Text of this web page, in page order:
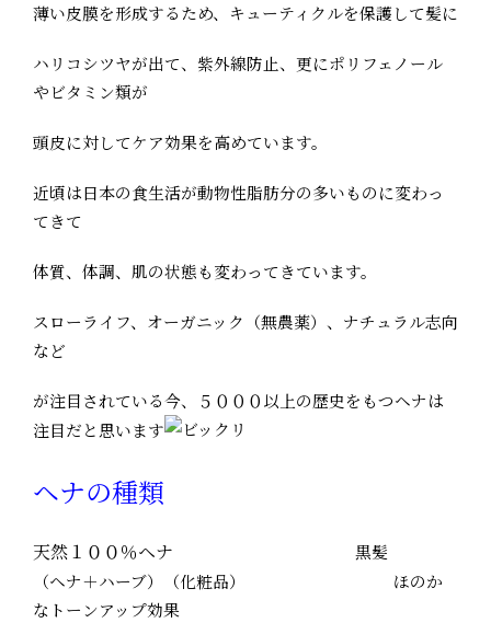
薄い皮膜を形成するため、キューティクルを保護して髪に
ハリコシツヤが出て、紫外線防止、更にポリフェノール
やビタミン類が
頭皮に対してケア効果を高めています。
近頃は日本の食生活が動物性脂肪分の多いものに変わっ
てきて
体質、体調、肌の状態も変わってきています。
スローライフ、オーガニック（無農薬）、ナチュラル志向
など
が注目されている今、５０００以上の歴史をもつヘナは
注目だと思います
ヘナの種類
天然１００％ヘナ
黒髪
（ヘナ＋ハーブ）（化粧品） ほのか
なトーンアップ効果